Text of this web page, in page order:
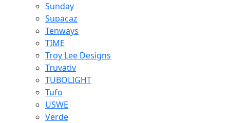
Sunday
Supacaz
Tenways
TIME
Troy Lee Designs
Truvativ
TUBOLIGHT
Tufo
USWE
Verde